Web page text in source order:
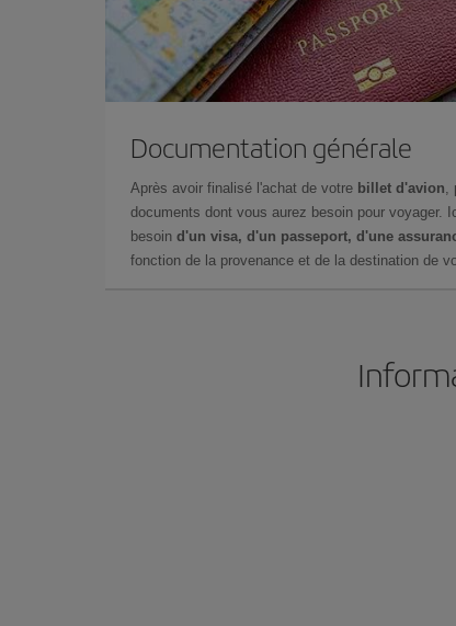
Documentation générale
Après avoir finalisé l'achat de votre billet d'avion
documents dont vous aurez besoin pour voyager.
besoin d'un visa, d'un passeport, d'une
fonction de la provenance et de la destination de